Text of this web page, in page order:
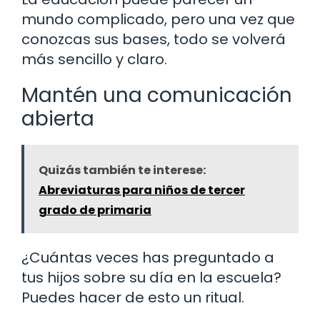
mundo complicado, pero una vez que
conozcas sus bases, todo se volverá
más sencillo y claro.
Mantén una comunicación
abierta
Quizás también te interese:
Abreviaturas para niños de tercer
grado de primaria
¿Cuántas veces has preguntado a
tus hijos sobre su día en la escuela?
Puedes hacer de esto un ritual.